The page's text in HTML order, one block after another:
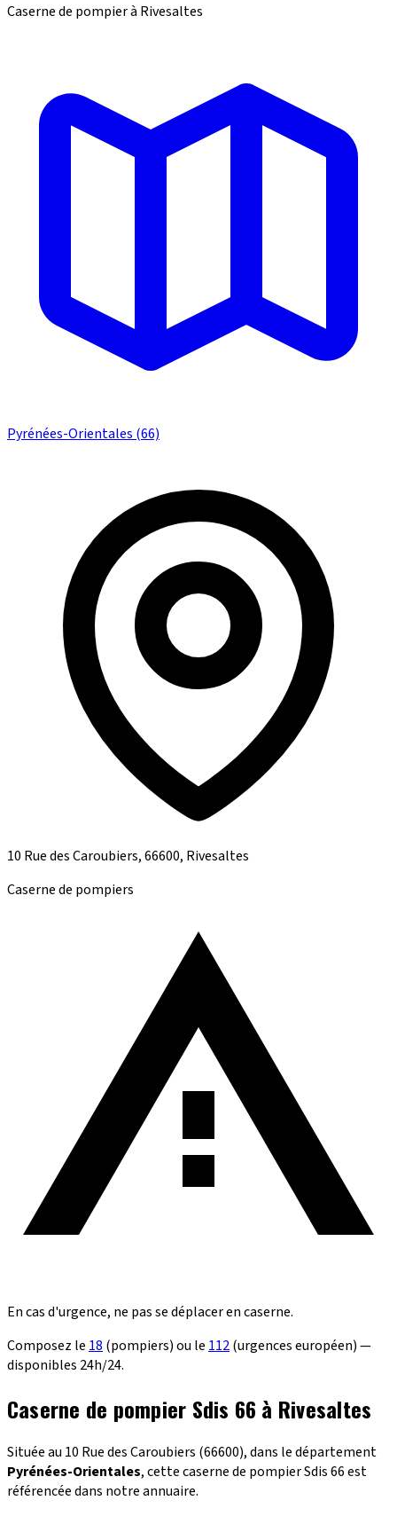
Caserne de pompier à Rivesaltes
Pyrénées-Orientales (66)
10 Rue des Caroubiers, 66600, Rivesaltes
Caserne de pompiers
En cas d'urgence, ne pas se déplacer en caserne.
Composez le 18 (pompiers) ou le 112(urgences européen) —
disponibles 24h/24.
Caserne de pompier Sdis 66 à Rivesaltes
Située au 10 Rue des Caroubiers (66600), dans le département
Pyrénées-Orientales, cette caserne de pompier Sdis 66 est
référencée dans notre annuaire.